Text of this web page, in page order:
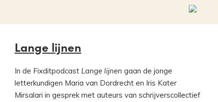
Lange lijnen
In de Fixditpodcast Lange lijnen gaan de jonge
letterkundigen Maria van Dordrecht en Iris Kater
Mirsalari in gesprek met auteurs van schrijverscollectief